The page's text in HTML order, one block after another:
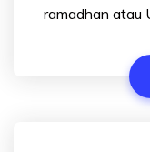
ramadhan atau